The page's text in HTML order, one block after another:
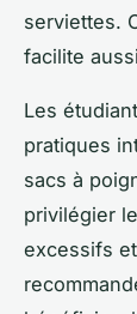
serviettes.
facilite
Les
pratiques
sacs à
privilégier
excessifs